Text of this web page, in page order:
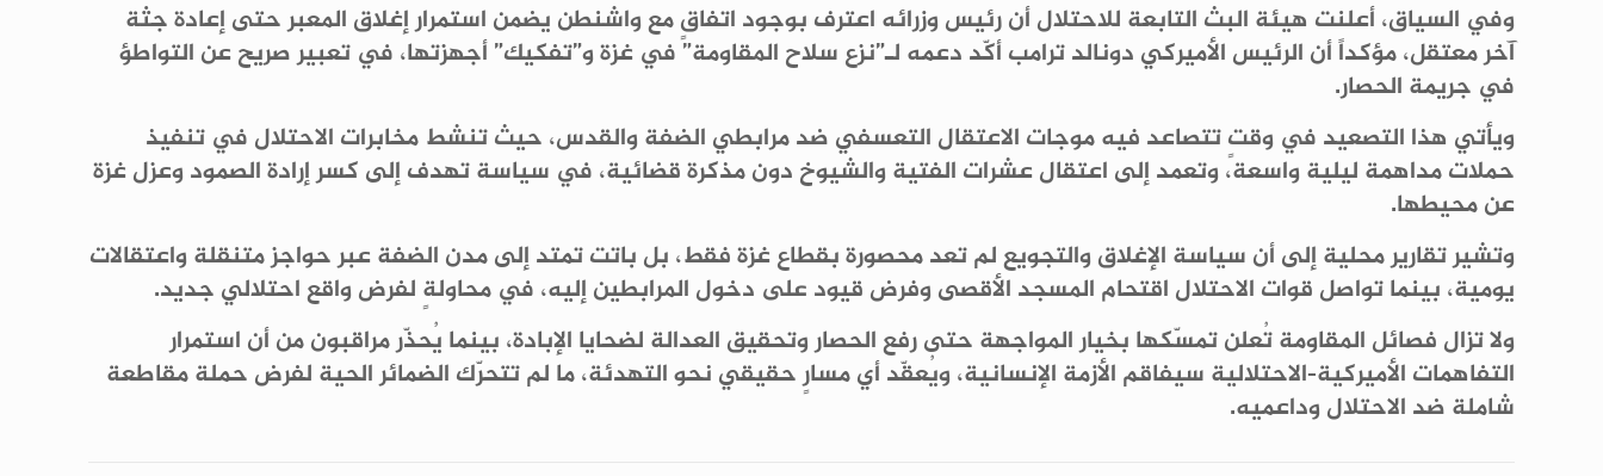
وفي السياق، أعلنت هيئة البث التابعة للاحتلال أن رئيس وزرائه اعترف بوجود اتفاقٍ مع واشنطن يضمن استمرار إغلاق المعبر حتى إعادة جثة
آخر معتقل، مؤكداً أن الرئيس الأميركي دونالد ترامب أكّد دعمه لـ”نزع سلاح المقاومة” في غزة و”تفكيك” أجهزتها، في تعبير صريح عن التواطؤ
في جريمة الحصار.
ويأتي هذا التصعيد في وقتٍ تتصاعد فيه موجات الاعتقال التعسفي ضد مرابطي الضفة والقدس، حيث تنشط مخابرات الاحتلال في تنفيذ
حملات مداهمة ليلية واسعة، وتعمد إلى اعتقال عشرات الفتية والشيوخ دون مذكرة قضائية، في سياسة تهدف إلى كسر إرادة الصمود وعزل غزة
عن محيطها.
وتشير تقارير محلية إلى أن سياسة الإغلاق والتجويع لم تعد محصورة بقطاع غزة فقط، بل باتت تمتد إلى مدن الضفة عبر حواجز متنقلة واعتقالات
يومية، بينما تواصل قوات الاحتلال اقتحام المسجد الأقصى وفرض قيود على دخول المرابطين إليه، في محاولةٍ لفرض واقع احتلالي جديد.
ولا تزال فصائل المقاومة تُعلن تمسّكها بخيار المواجهة حتى رفع الحصار وتحقيق العدالة لضحايا الإبادة، بينما يُحذّر مراقبون من أن استمرار
التفاهمات الأميركية-الاحتلالية سيفاقم الأزمة الإنسانية، ويُعقّد أي مسارٍ حقيقي نحو التهدئة، ما لم تتحرّك الضمائر الحية لفرض حملة مقاطعة
شاملة ضد الاحتلال وداعميه.